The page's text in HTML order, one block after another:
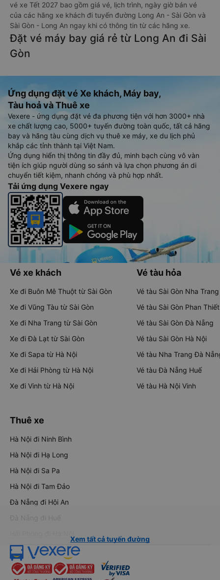
vé xe Tết 2027 bao gồm giá vé, lịch trình, ngày giờ bán vé
của các hãng xe khách đi tuyến đường Long An - Sài Gòn và
Sài Gòn - Long An ngay khi có thông tin từ các hãng xe.
Đặt vé máy bay giá rẻ từ Long An đi Sài
Gòn
Ứng dụng đặt vé Xe khách, Máy bay,
Tàu hoả và Thuê xe
Vexere - ứng dụng đặt vé đa phương tiện với hơn 3000+ nhà
xe chất lượng cao, 5000+ tuyến đường toàn quốc, tất cả hãng
bay và hãng tàu cùng dịch vụ thuê xe máy, xe du lịch phủ
khắp các tỉnh thành tại Việt Nam.
Ứng dụng hiển thị thông tin đầy đủ, minh bạch cùng vô vàn
tiện ích giúp người dùng so sánh và lựa chọn phương án di
chuyển tiết kiệm, nhanh chóng và phù hợp nhất.
Tải ứng dụng Vexere ngay
Vé xe khách
Xe đi Buôn Mê Thuột từ Sài Gòn
Xe đi Vũng Tàu từ Sài Gòn
Xe đi Nha Trang từ Sài Gòn
Xe đi Đà Lạt từ Sài Gòn
Xe đi Sapa từ Hà Nội
Xe đi Hải Phòng từ Hà Nội
Xe đi Vinh từ Hà Nội
Vé tàu hỏa
Vé tàu Sài Gòn Nha Trang
Vé tàu Sài Gòn Phan Thiết
Vé tàu Sài Gòn Đà Nẵng
Vé tàu Sài Gòn Hà Nội
Vé tàu Nha Trang Đà
Vé tàu Đà Nẵng Huế
Vé tàu Hà Nội Vinh
Thuê xe
Hà Nội đi Ninh Bình
Hà Nội đi Hạ Long
Hà Nội đi Sa Pa
Hà Nội đi Tam Đảo
Đà Nẵng đi Hội An
Đà Nẵng đi Huế
Xem tất cả tuyến đường